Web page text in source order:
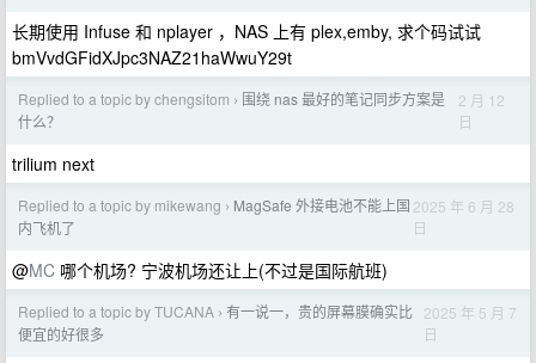
长期使用 Infuse 和 nplayer ，NAS 上有 plex,emby, 求个码试试
bmVvdGFidXJpc3NAZ21haWwuY29t
Replied to a topic by chengsitom › 围绕 nas 最好的笔记同步方案是
什么？
2 月 12
日
trilium next
Replied to a topic by mikewang › MagSafe 外接电池不能上国
内飞机了
2025 年 6 月 28
日
@MC 哪个机场? 宁波机场还让上(不过是国际航班)
Replied to a topic by TUCANA › 有一说一，贵的屏幕膜确实比
便宜的好很多
2025 年 5 月 7
日